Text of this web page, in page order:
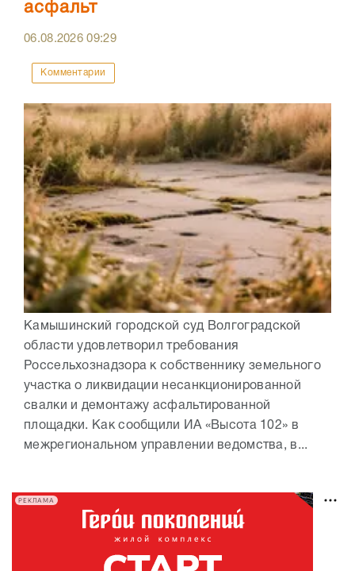
асфальт
06.08.202609:29
Комментарии
Камышинский городской суд Волгоградской
области удовлетворил требования
Россельхознадзора к собственнику земельного
участка о ликвидации несанкционированной
свалки и демонтажу асфальтированной
площадки. Как сообщили ИА «Высота 102» в
межрегиональном управлении ведомства, в...
РЕКЛАМА